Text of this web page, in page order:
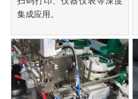
集成应用。